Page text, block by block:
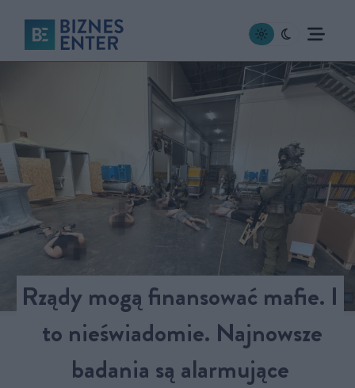
Rządy mogą finansować mafie. I
to nieświadomie. Najnowsze
badania są alarmujące